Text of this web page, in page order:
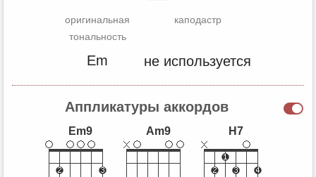
оригинальная
тональность
Em
каподастр
не используется
Аппликатуры аккордов
Em9 Am9 H7